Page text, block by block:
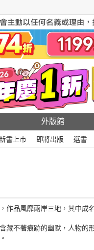
外版館
書上市 即將出版 選書
作品風靡兩岸三地，其中成
藏不著痕跡的幽默，人物